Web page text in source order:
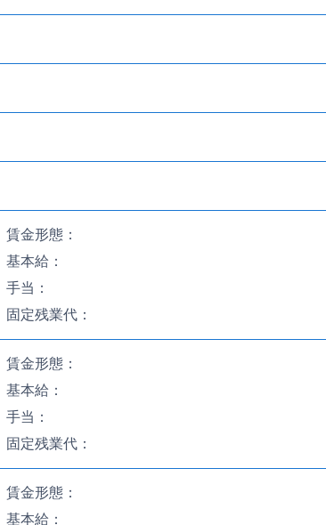
賃金形態：
基本給：
手当：
固定残業代：
賃金形態：
基本給：
手当：
固定残業代：
賃金形態：
基本給：